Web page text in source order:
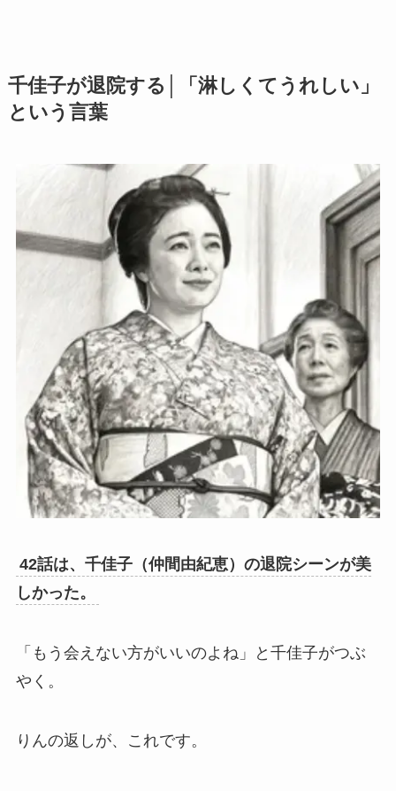
千佳子が退院する│「淋しくてうれしい」
という言葉
42話は、千佳子（仲間由紀恵）の退院シーンが美
しかった。
「もう会えない方がいいのよね」と千佳子がつぶ
やく。
りんの返しが、これです。